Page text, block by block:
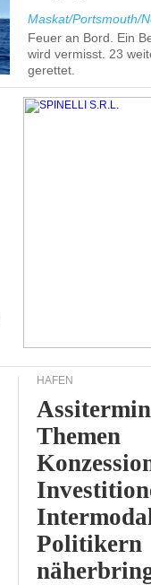
Maskat/Portsmouth/
Feuer an Bord. Ein
wird vermisst. 23
gerettet.
HÄFEN
Themen
Politikern